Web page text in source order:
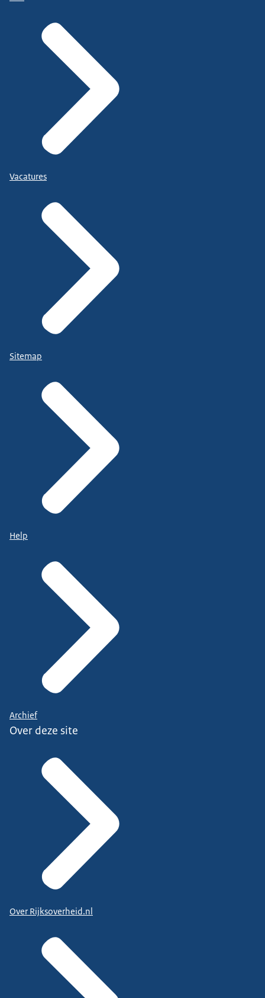
Vacatures
Sitemap
Help
Archief
Over deze site
Over Rijksoverheid.nl